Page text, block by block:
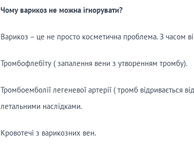
Чому варикоз не можна ігнорувати?
Варикоз – це не просто косметична проблема. З часом
Тромбофлебіту ( запалення вени з утворенням тромбу).
Тромбоемболії легеневої артерії ( тромб відривається
летальними наслідками.
Кровотечі з варикозних вен.